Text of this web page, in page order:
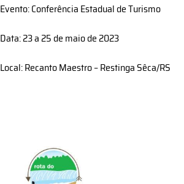
Evento: Conferência Estadual de Turismo
Data: 23 a 25 de maio de 2023
Local: Recanto Maestro – Restinga Sêca/RS